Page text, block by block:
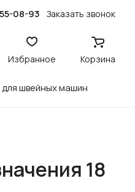
08-93 Заказать звонок
Избранное Корзина
швейных машин
18